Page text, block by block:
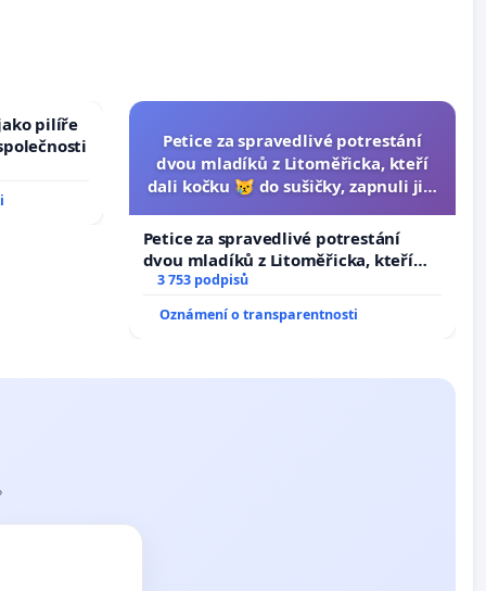
pilíře
Petice za spravedlivé potrestání
dvou mladíků z Litoměřicka, kteří
dali kočku 😿 do sušičky, zapnuli ji a
Petice za spravedlivé potrestání
dvou mladíků z Litoměřicka, kteří
dali kočku 😿 do sušičky, zapnuli ji a
3 753 podpisů
Oznámení o transparentnosti